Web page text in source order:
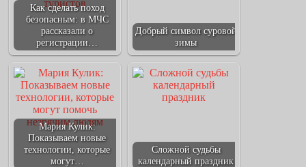
Как сделать поход
безопасным: в МЧС
рассказали о
регистрации…
Добрый символ суровой
зимы
Мария Кулик:
Показываем новые
технологии, которые
могут…
Сложной судьбы
календарный праздник